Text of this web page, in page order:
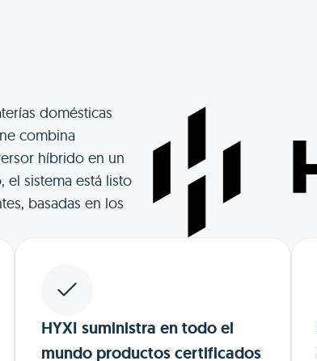
domésticas
combina
híbrido en un
sistema está listo
basadas en los
HYXI suministra en todo el
mundo productos certificados